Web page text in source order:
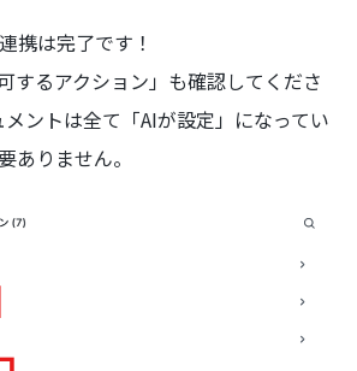
携は完了です！
するアクション」も確認してくださ
ントは全て「AIが設定」になってい
ありません。